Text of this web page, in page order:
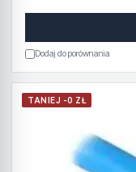
Dodaj do porównania
TANIEJ -0 ZŁ